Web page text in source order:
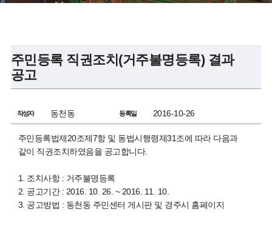
주민등록 직권조치(거주불명등록) 결과
공고
작성자 동천동 등록일 2016-10-26
주민등록법제20조제7항 및 동법시행령제31조에 따라 다음과
같이 직권조치하였음을 공고합니다.
1. 조치사항 : 거주불명등록
2. 공고기간 : 2016. 10. 26. ~ 2016. 11. 10.
3. 공고방법 : 동천동 주민센터 게시판 및 경주시 홈페이지